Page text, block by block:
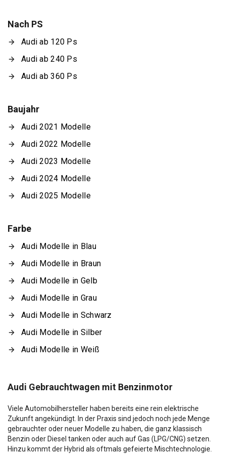
Nach PS
Audi ab 120 Ps
Audi ab 240 Ps
Audi ab 360 Ps
Baujahr
Audi 2021 Modelle
Audi 2022 Modelle
Audi 2023 Modelle
Audi 2024 Modelle
Audi 2025 Modelle
Farbe
Audi Modelle in Blau
Audi Modelle in Braun
Audi Modelle in Gelb
Audi Modelle in Grau
Audi Modelle in Schwarz
Audi Modelle in Silber
Audi Modelle in Weiß
Audi Gebrauchtwagen mit Benzinmotor
Viele Automobilhersteller haben bereits eine rein elektrische
Zukunft angekündigt. In der Praxis sind jedoch noch jede Menge
gebrauchter oder neuer Modelle zu haben, die ganz klassisch
Benzin oder Diesel tanken oder auch auf Gas (LPG/CNG) setzen.
Hinzu kommt der Hybrid als oftmals gefeierte Mischtechnologie.